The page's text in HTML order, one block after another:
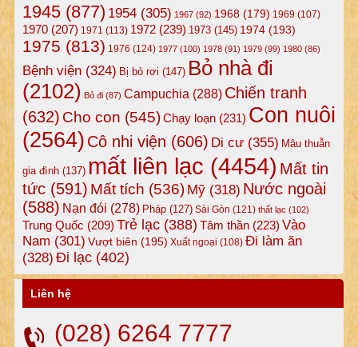
1945(877) 1954(305) 1967(92) 1968(179) 1969 (107)
1970(207) 1971 (113) 1972(239) 1973(145) 1974(193)
1975 (813) 1976 (124) 1977(100) 1978(91) 1979(99) 1980(86)
Bệnh viện(324) Bị bỏ rơi (147) Bỏ nhà đi
(2102) Bỏ đi(87) Campuchia (288) Chiến tranh
(632) Cho con (545)Chạy loạn(231) Con nuôi
(2564) Cô nhi viện (606) Di cư(355) Mâu thuẫn
gia đình(137) mất liên lạc (4454) Mất tin
tức(591) Mất tích (536) Mỹ(318) Nước ngoài
(588) Nạn đói (278) Pháp(127) Sài Gòn (121) thất lạc (102)
Trung Quốc (209) Trẻ lạc(388) Tâm thần(223) Vào
Nam (301) Vượt biên (195) Xuất ngoại (108) Đi làm ăn
(328) Đi lạc(402)
Liên hệ
(028) 6264 7777